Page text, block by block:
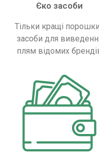
Єко засоби
Тільки кращі порошки
засоби для
плям відомих